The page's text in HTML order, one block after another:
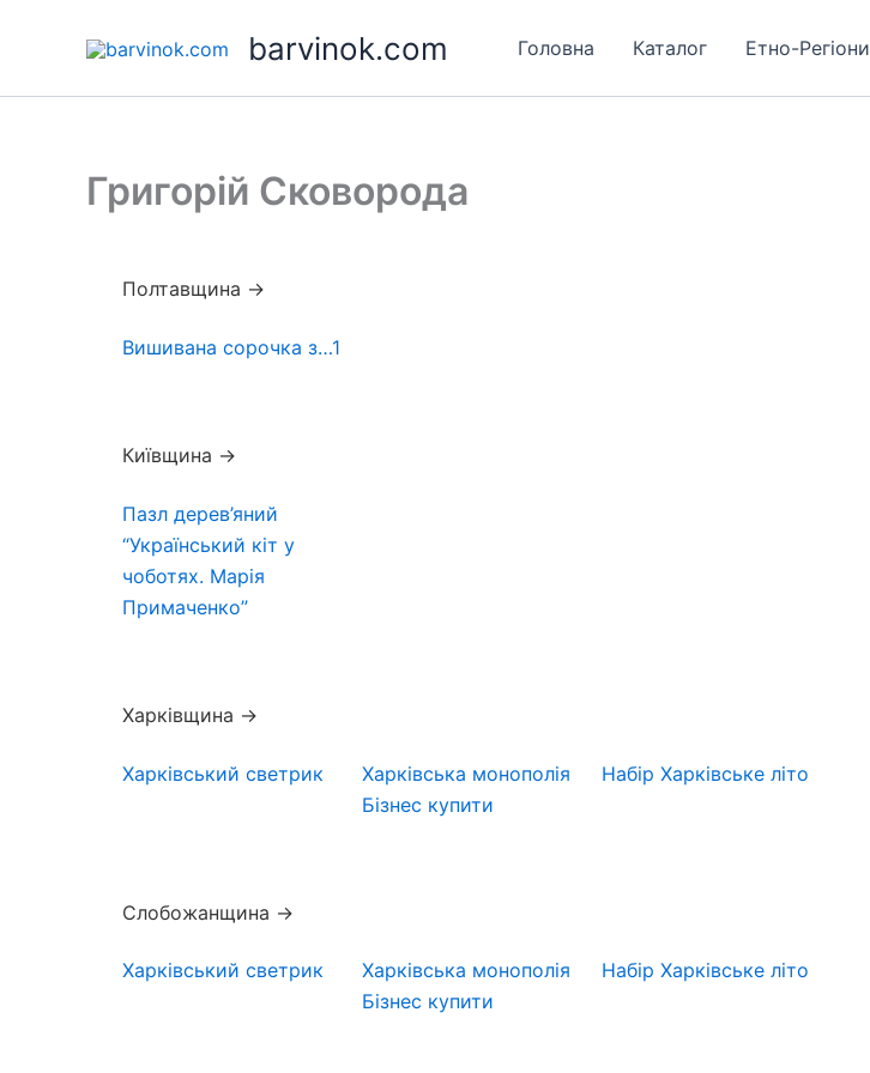
barvinok.com Головна Каталог Етно-Регіони
Григорій Сковорода
Полтавщина →
Вишивана сорочка з…1
Київщина →
Пазл дерев’яний
“Український кіт у
чоботях. Марія
Примаченко”
Харківщина →
Харківський светрик
Харківська монополія
Бізнес купити
Набір Харківське літо
Слобожанщина →
Харківський светрик
Харківська монополія
Бізнес купити
Набір Харківське літо